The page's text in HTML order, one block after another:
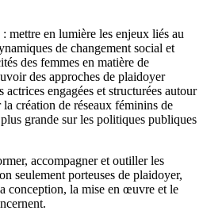
mettre en lumière les enjeux liés au
de changement social et
des femmes en matière de
des approches de plaidoyer
engagées et structurées autour
création de réseaux féminins de
grande sur les politiques publiques
accompagner et outiller les
seulement porteuses de plaidoyer,
conception, la mise en œuvre et le